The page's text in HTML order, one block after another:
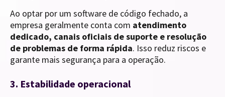
Ao optar por um software de código fechado, a
empresa geralmente conta com atendimento
dedicado, canais oficiais de suporte e resolução
de problemas de forma rápida. Isso reduz riscos e
garante mais segurança para a operação.
3. Estabilidade operacional